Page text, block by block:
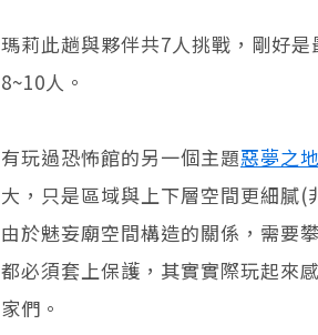
瑪莉此趟與夥伴共7人挑戰，剛好
8~10人。
有玩過恐怖館的另一個主題惡夢之
大，只是區域與上下層空間更細膩
由於魅妄廟空間構造的關係，需要
都必須套上保護，其實實際玩起來
家們。